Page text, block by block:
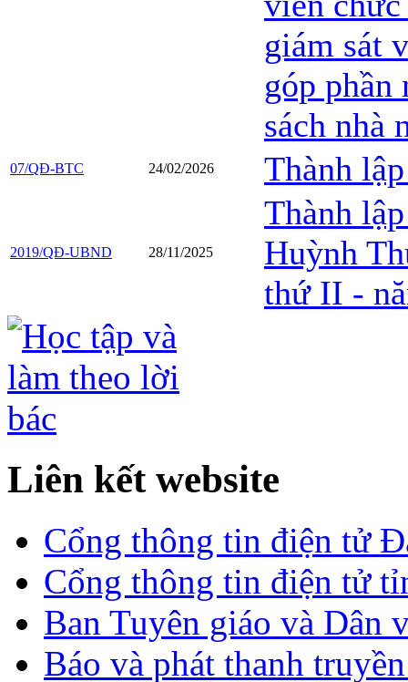
giám sát
góp phần
sách nhà
07/QĐ-BTC 24/02/2026 Thành
2019/QĐ-UBND 28/11/2025
Thành
Huỳnh
thứ II -
Liên kết website
Cổng thông tin điện tử
Cổng thông tin điện tử
Ban Tuyên giáo và Dân
Báo và phát thanh